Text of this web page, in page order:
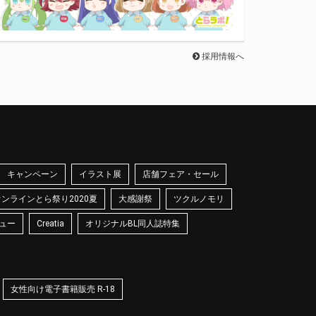
採用情報へ
キャンペーン イラスト展 店舗フェア・セール
ラインとら祭り2020夏 大感謝祭 ツクルノモリ
ー Creatia オリジナルBL同人誌特集
女性向け電子書籍販売 R-18